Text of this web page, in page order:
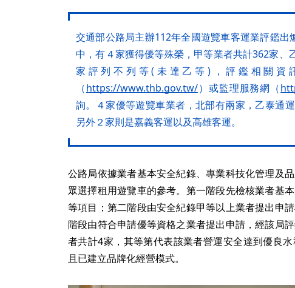
交通部公路局主辦112年全國遊覽車客運業評鑑出
中，有４家獲得優等殊榮，甲等業者共計362家、
家評列不列等(未達乙等)，評鑑相關資
（https://www.thb.gov.tw/）或監理服務網（
詢。４家優等遊覽車業者，北部有兩家，乙泰通
另外２家則是嘉義客運以及高雄客運。
公路局依據業者基本安全紀錄、專業科技化管理及
眾選擇租用遊覽車的參考。第一階段先檢核業者基
等項目；第二階段由安全紀錄甲等以上業者提出申
階段由符合申請優等資格之業者提出申請，經該局
者共計4家，其等第代表該業者營運安全達到優良
且已建立品牌化經營模式。